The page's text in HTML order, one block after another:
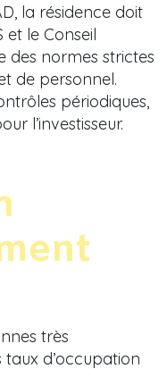
la résidence doit
et le Conseil
des normes strictes
de personnel.
périodiques,
l’investisseur.
très
d’occupation